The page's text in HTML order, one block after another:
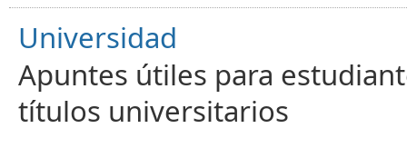
Universidad
Apuntes útiles para
títulos universitarios